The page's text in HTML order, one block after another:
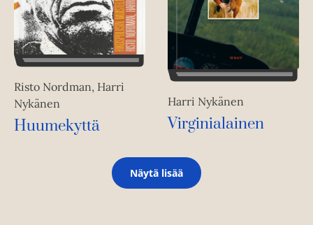
Risto Nordman, Harri
Nykänen
Huumekyttä
Harri Nykänen
Virginialainen
Näytä lisää